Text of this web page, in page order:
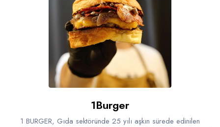
1Burger
1 BURGER, Gıda sektöründe 25 yılı aşkın sürede edinilen